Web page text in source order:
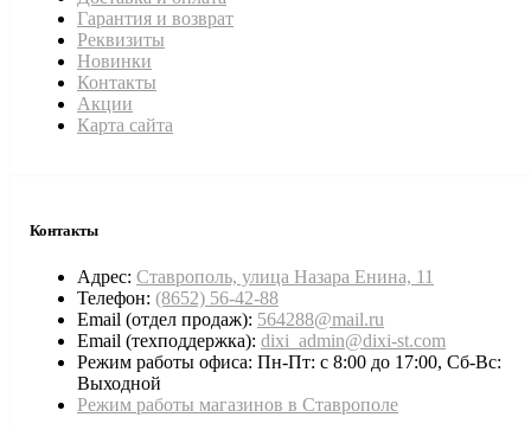
Гарантия и возврат
Реквизиты
Новинки
Контакты
Акции
Карта сайта
Контакты
Адрес: Ставрополь, улица Назара Енина, 11
Телефон: (8652) 56-42-88
Email (отдел продаж): 564288@mail.ru
Email (техподдержка): dixi_admin@dixi-st.com
Режим работы офиса: Пн-Пт: с 8:00 до 17:00, Сб-Вс:
Выходной
Режим работы магазинов в Ставрополе